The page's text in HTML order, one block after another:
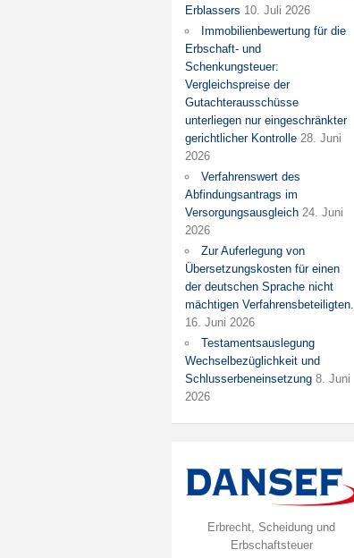
Erblassers 10. Juli 2026
Immobilienbewertung für die
Erbschaft- und
Schenkungsteuer:
Vergleichspreise der
Gutachterausschüsse
unterliegen nur eingeschränkter
gerichtlicher Kontrolle 28. Juni
2026
Verfahrenswert des
Abfindungsantrags im
Versorgungsausgleich 24. Juni
2026
Zur Auferlegung von
Übersetzungskosten für einen
der deutschen Sprache nicht
mächtigen Verfahrensbeteiligten.
16. Juni 2026
Testamentsauslegung
Wechselbezüglichkeit und
Schlusserbeneinsetzung 8. Juni
2026
Erbrecht, Scheidung und
Erbschaftsteuer